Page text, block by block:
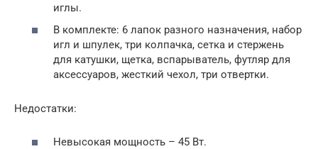
иглы.
В комплекте: 6 лапок разного назначения, набор
игл и шпулек, три колпачка, сетка и стержень
для катушки, щетка, вспарыватель, футляр для
аксессуаров, жесткий чехол, три отвертки.
Недостатки:
Невысокая мощность – 45 Вт.